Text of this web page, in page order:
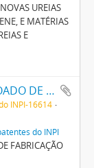
UREIAS
E MATÉRIAS
E
UM PROCESSO APERFEIÇOADO DE FABRICAÇÃO DE TINTAS PRETAS DE ENXOFRE
INPI-16614
do INPI
FABRICAÇÃO